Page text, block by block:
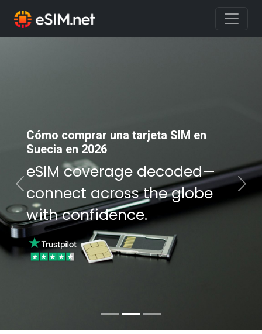
Cómo comprar una tarjeta SIM en
Suecia en 2026
eSIM coverage decoded—
connect across the globe
with confidence.
Previous Next